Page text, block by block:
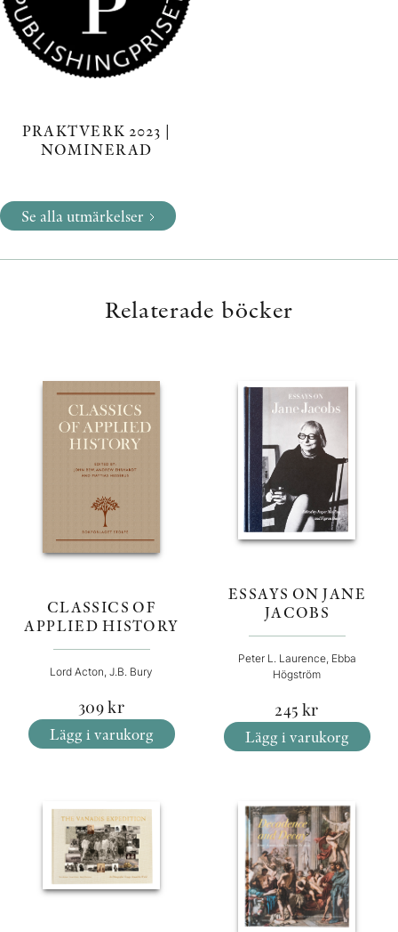
PRAKTVERK 2023 |
NOMINERAD
Se alla utmärkelser
Relaterade böcker
CLASSICS OF
APPLIED HISTORY
Lord Acton, J.B. Bury
309kr
Lägg i varukorg
ESSAYS ON JANE
JACOBS
Peter L. Laurence, Ebba
Högström
245 kr
Lägg i varukorg